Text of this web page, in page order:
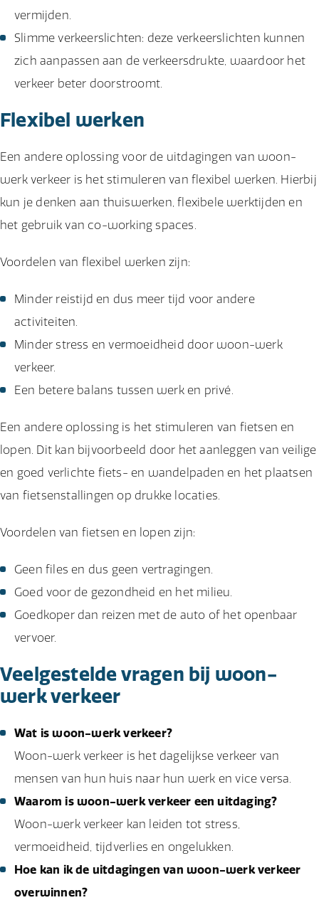
vermijden.
Slimme verkeerslichten: deze verkeerslichten kunnen
zich aanpassen aan de verkeersdrukte, waardoor het
verkeer beter doorstroomt.
Flexibel werken
Een andere oplossing voor de uitdagingen van woon-
werk verkeer is het stimuleren van flexibel werken. Hierbij
kun je denken aan thuiswerken, flexibele werktijden en
het gebruik van co-working spaces.
Voordelen van flexibel werken zijn:
Minder reistijd en dus meer tijd voor andere
activiteiten.
Minder stress en vermoeidheid door woon-werk
verkeer.
Een betere balans tussen werk en privé.
Een andere oplossing is het stimuleren van fietsen en
lopen. Dit kan bijvoorbeeld door het aanleggen van veilige
en goed verlichte fiets- en wandelpaden en het plaatsen
van fietsenstallingen op drukke locaties.
Voordelen van fietsen en lopen zijn:
Geen files en dus geen vertragingen.
Goed voor de gezondheid en het milieu.
Goedkoper dan reizen met de auto of het openbaar
vervoer.
Veelgestelde vragen bij woon-
werk verkeer
Wat is woon-werk verkeer?
Woon-werk verkeer is het dagelijkse verkeer van
mensen van hun huis naar hun werk en vice versa.
Waarom is woon-werk verkeer een uitdaging?
Woon-werk verkeer kan leiden tot stress,
vermoeidheid, tijdverlies en ongelukken.
Hoe kan ik de uitdagingen van woon-werk verkeer
overwinnen?